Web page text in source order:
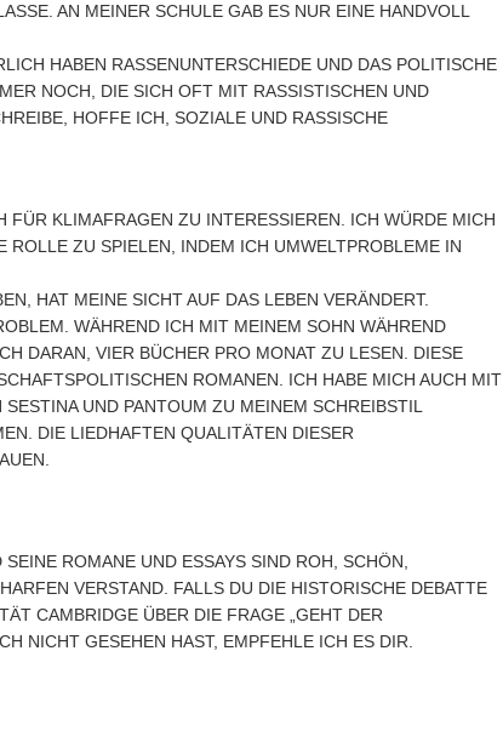
AN MEINER SCHULE GAB ES NUR EINE HANDVOLL SCHÜ
HABEN RASSENUNTERSCHIEDE UND DAS POLITISCHE
NOCH, DIE SICH OFT MIT RASSISTISCHEN UND
HOFFE ICH, SOZIALE UND RASSISCHE
KLIMAFRAGEN ZU INTERESSIEREN. ICH WÜRDE MICH
ROLLE ZU SPIELEN, INDEM ICH UMWELTPROBLEME IN
HAT MEINE SICHT AUF DAS LEBEN VERÄNDERT.
WÄHREND ICH MIT MEINEM SOHN WÄHREND S
VIER BÜCHER PRO MONAT ZU LESEN. DIESE B
ROMANEN. ICH HABE MICH AUCH MIT K
UND PANTOUM ZU MEINEM SCHREIBSTIL P
DIE LIEDHAFTEN QUALITÄTEN DIESER G
ROMANE UND ESSAYS SIND ROH, SCHÖN,
VERSTAND. FALLS DU DIE HISTORISCHE DEBATTE
CAMBRIDGE ÜBER DIE FRAGE „GEHT DER
NICHT GESEHEN HAST, EMPFEHLE ICH ES DIR.